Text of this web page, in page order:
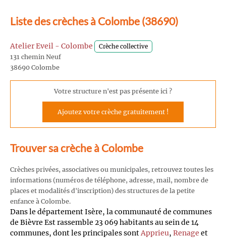
Liste des crèches à Colombe (38690)
Atelier Eveil - Colombe Crèche collective
131 chemin Neuf
38690 Colombe
Votre structure n'est pas présente ici ?
Ajoutez votre crèche gratuitement !
Trouver sa crèche à Colombe
Crèches privées, associatives ou municipales, retrouvez toutes les
informations (numéros de téléphone, adresse, mail, nombre de
places et modalités d'inscription) des structures de la petite
enfance à Colombe.
Dans le département Isère, la communauté de communes
de Bièvre Est rassemble 23 069 habitants au sein de 14
communes, dont les principales sontApprieu, Renage et